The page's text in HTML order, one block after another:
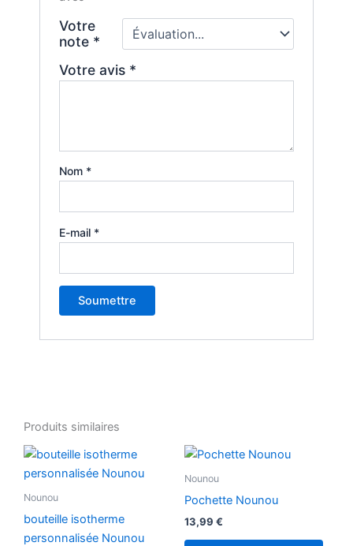
Votre
note *
Votre avis *
Nom *
E-mail *
Produits similaires
Nounou
bouteille isotherme
personnalisée Nounou
Nounou
Pochette Nounou
13,99 €